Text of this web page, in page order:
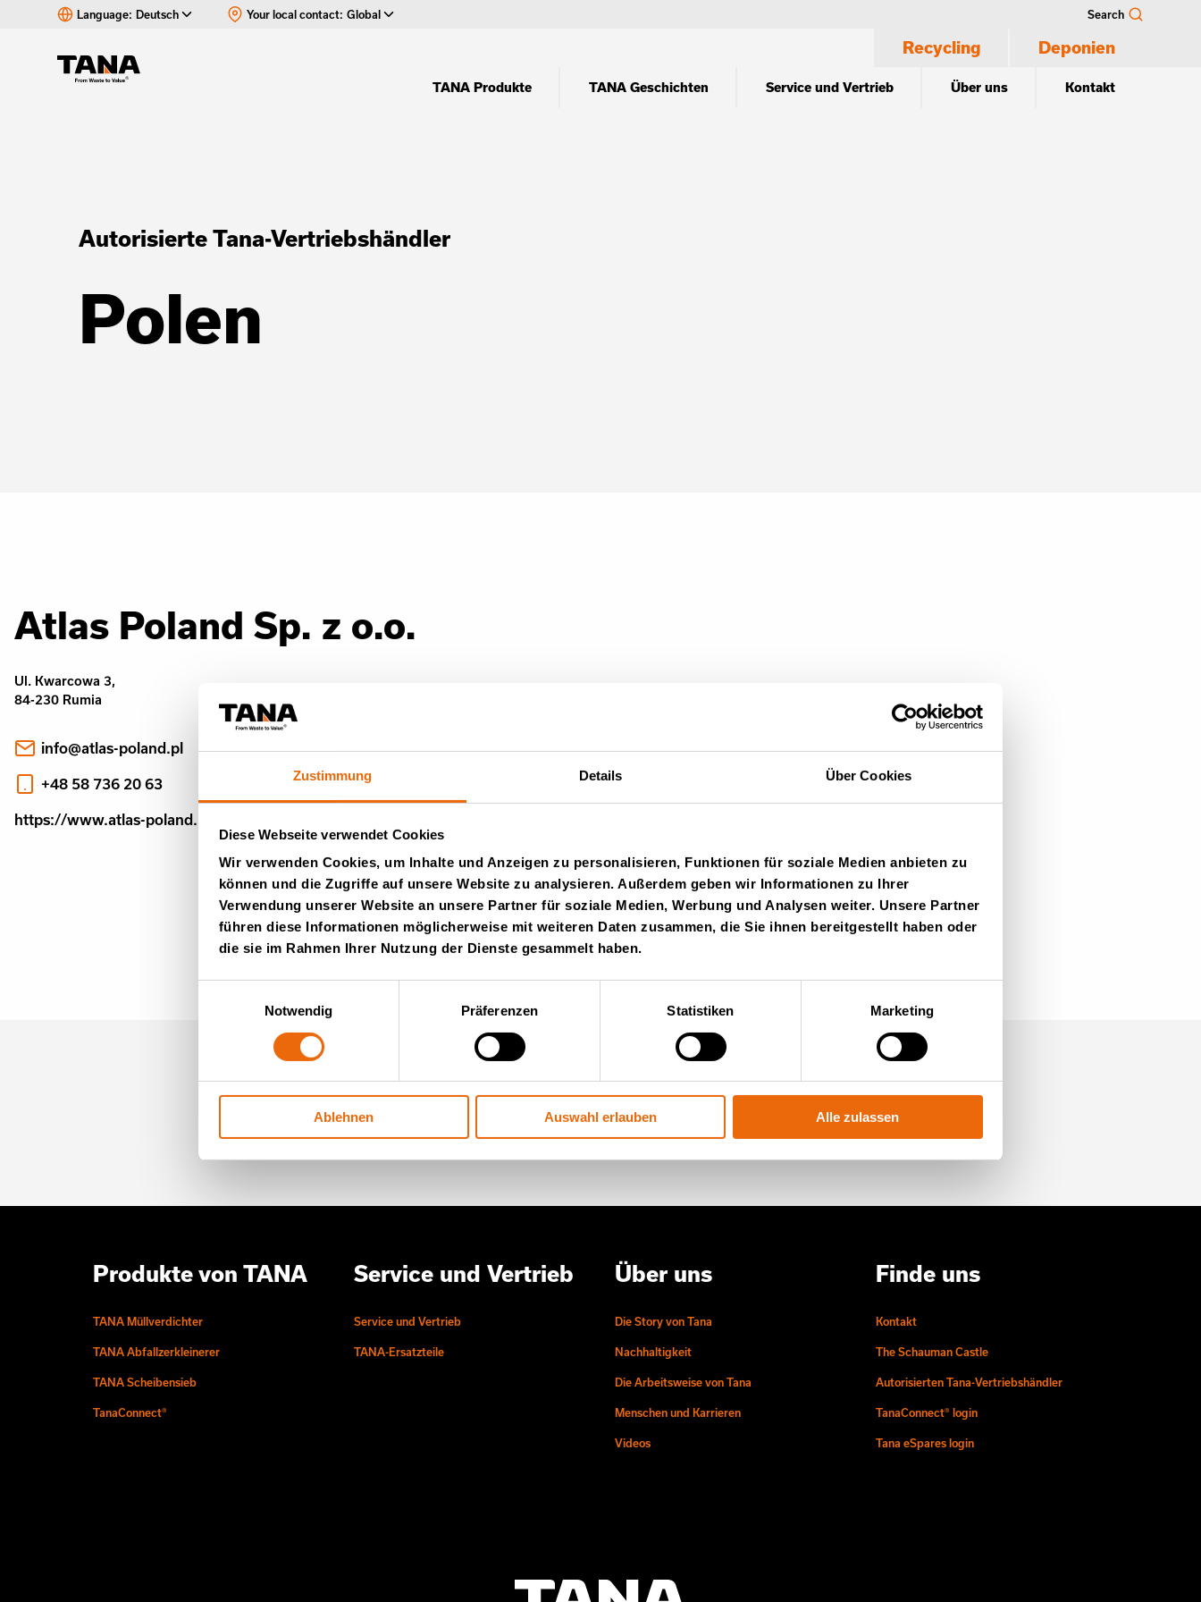
Zustimmung Details Über Cookies
Diese Webseite verwendet Cookies
Wir verwenden Cookies, um Inhalte und Anzeigen zu personalisieren, Funktionen für soziale Medien anbieten zu
können und die Zugriffe auf unsere Website zu analysieren. Außerdem geben wir Informationen zu Ihrer
Verwendung unserer Website an unsere Partner für soziale Medien, Werbung und Analysen weiter. Unsere Partner
führen diese Informationen möglicherweise mit weiteren Daten zusammen, die Sie ihnen bereitgestellt haben oder
die sie im Rahmen Ihrer Nutzung der Dienste gesammelt haben.
Notwendig
Präferenzen Statistiken Marketing
Ablehnen Auswahl erlauben Alle zulassen
Language: Deutsch Your local contact: Global Search
Recycling Deponien
TANA Produkte TANA Geschichten Service und Vertrieb Über uns Kontakt
Autorisierte Tana-Vertriebshändler
Polen
Atlas Poland Sp. z o.o.
Ul. Kwarcowa 3,
84-230 Rumia
info@atlas-poland.pl
+48 58 736 20 63
https://www.atlas-poland.pl/maszyny-nowe/kompaktory-i-rozdrabniacze
Newsletter von Tana
(auf Englisch)
Produkte von TANA
TANA Müllverdichter
TANA Abfallzerkleinerer
TANA Scheibensieb
TanaConnect®
Service und Vertrieb
Service und Vertrieb
TANA-Ersatzteile
Über uns
Die Story von Tana
Nachhaltigkeit
Die Arbeitsweise von Tana
Menschen und Karrieren
Videos
Finde uns
Kontakt
The Schauman Castle
Autorisierten Tana-Vertriebshändler
TanaConnect® login
Tana eSpares login